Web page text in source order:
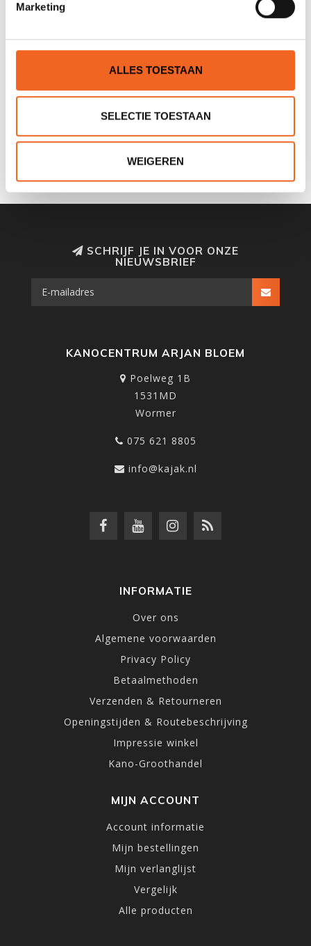
Marketing
ALLES TOESTAAN
SELECTIE TOESTAAN
WEIGEREN
MAGNEETSLUITING
€23,50€19,50
SCHRIJF JE IN VOOR ONZE
NIEUWSBRIEF
KANOCENTRUM ARJAN BLOEM
Poelweg 1B
1531MD
Wormer
075 621 8805
info@kajak.nl
INFORMATIE
Over ons
Algemene voorwaarden
Privacy Policy
Betaalmethoden
Verzenden & Retourneren
Openingstijden & Routebeschrijving
Impressie winkel
Kano-Groothandel
MIJN ACCOUNT
Account informatie
Mijn bestellingen
Mijn verlanglijst
Vergelijk
Alle producten